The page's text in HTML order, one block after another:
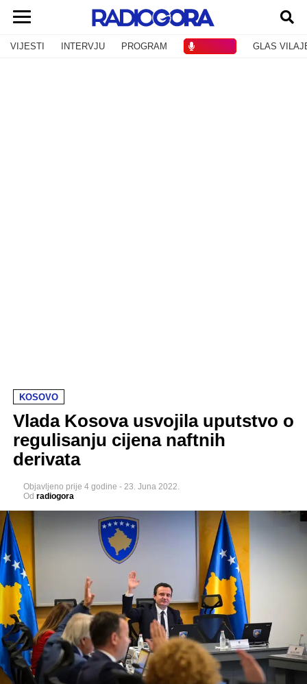
VIJESTI INTERVJU PROGRAM GLAS
KOSOVO
Vlada Kosova usvojila uputstvo o
regulisanju cijena naftnih
derivata
Objavljeno prije 4 godine - 23. Juna 2022.
Od radiogora